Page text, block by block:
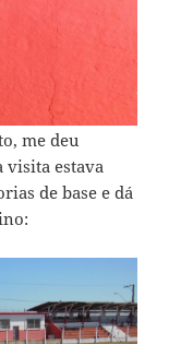
me deu
visita estava
de base e dá